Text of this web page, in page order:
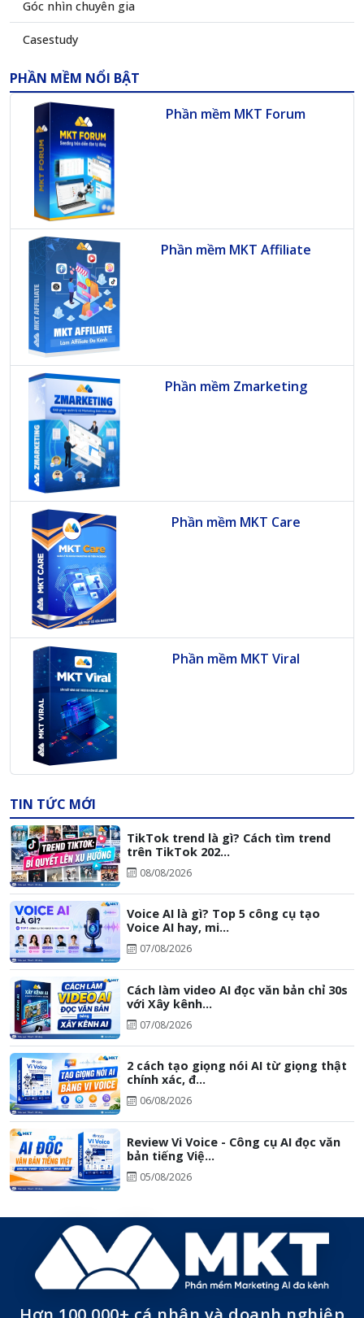
Góc nhìn chuyên gia
Casestudy
PHẦN MỀM NỔI BẬT
Phần mềm MKT Forum
Phần mềm MKT Affiliate
Phần mềm Zmarketing
Phần mềm MKT Care
Phần mềm MKT Viral
TIN TỨC MỚI
TikTok trend là gì? Cách tìm trend
trên TikTok 202...
08/08/2026
Voice AI là gì? Top 5 công cụ tạo
Voice AI hay, mi...
07/08/2026
Cách làm video AI đọc văn bản chỉ 30s
với Xây kênh...
07/08/2026
2 cách tạo giọng nói AI từ giọng thật
chính xác, đ...
06/08/2026
Review Vi Voice - Công cụ AI đọc văn
bản tiếng Việ...
05/08/2026